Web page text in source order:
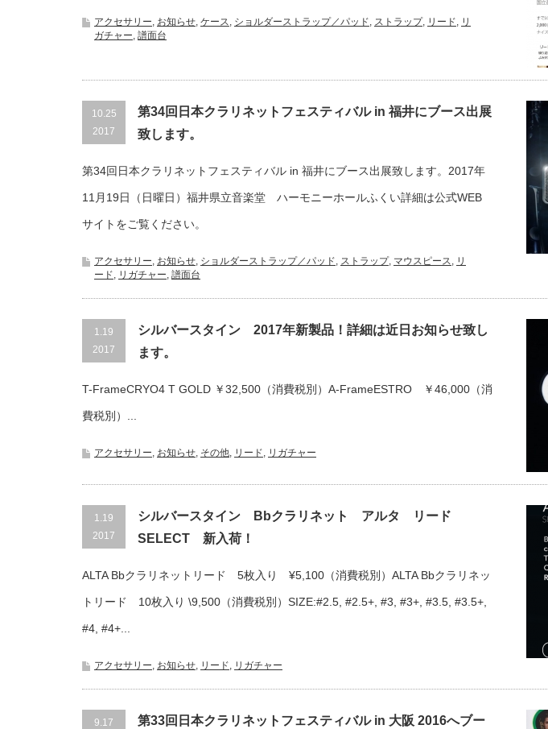
アクセサリー, お知らせ, ケース, ショルダーストラップ／パッド, ストラップ, リード, リ
ガチャー, 譜面台
10.25
2017
第34回日本クラリネットフェスティバル in 福井にブース出展
致します。
第34回日本クラリネットフェスティバル in 福井にブース出展致します。2017年
11月19日（日曜日）福井県立音楽堂 ハーモニーホールふくい詳細は公式WEB
サイトをご覧ください。
アクセサリー, お知らせ, ショルダーストラップ／パッド, ストラップ, マウスピース, リ
ード, リガチャー, 譜面台
1.19
2017
シルバースタイン 2017年新製品！詳細は近日お知らせ致し
ます。
T-FrameCRYO4 T GOLD ￥32,500（消費税別）A-FrameESTRO ￥46,000（消
費税別）...
アクセサリー, お知らせ, その他, リード, リガチャー
1.19
2017
シルバースタイン Bbクラリネット アルタ リード
SELECT 新入荷！
ALTA Bbクラリネットリード 5枚入り ¥5,100（消費税別）ALTA Bbクラリネッ
トリード 10枚入り \9,500（消費税別）SIZE:#2.5, #2.5+, #3, #3+, #3.5, #3.5+,
#4, #4+...
アクセサリー, お知らせ, リード, リガチャー
9.17
第33回日本クラリネットフェスティバル in 大阪 2016へブー